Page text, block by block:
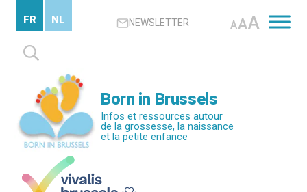
contenu
principal
NEWSLETTER AAA
Rechercher :
FR NL
Born in Brussels
Infos et ressources autour
de la grossesse, la naissance
et la petite enfance